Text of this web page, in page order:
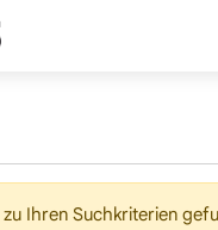
Ihren Suchkriterien